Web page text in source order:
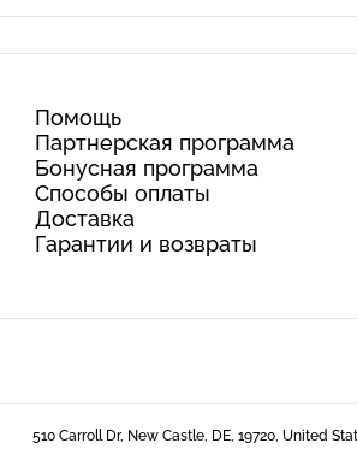
Помощь
Партнерская программа
Бонусная программа
Способы оплаты
Доставка
Гарантии и возвраты
510 Carroll Dr, New Castle, DE, 19720, United